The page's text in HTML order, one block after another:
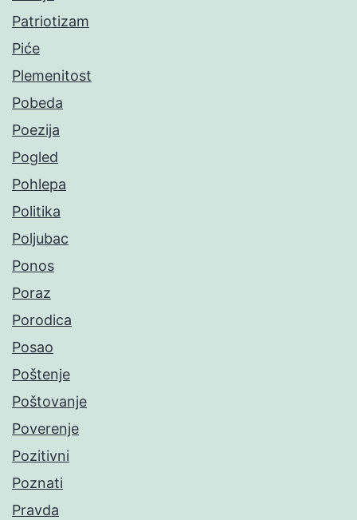
Patriotizam
Piće
Plemenitost
Pobeda
Poezija
Pogled
Pohlepa
Politika
Poljubac
Ponos
Poraz
Porodica
Posao
Poštenje
Poštovanje
Poverenje
Pozitivni
Poznati
Pravda